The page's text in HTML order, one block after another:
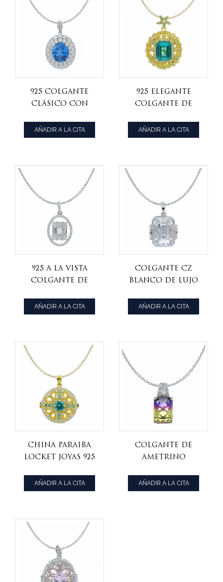
925 colgante
clásico con
cz
AÑADIR A LA CITA
925 elegante
colgante de
refinado
AÑADIR A LA CITA
925 a la vista
colgante de
de plata
AÑADIR A LA CITA
colgante cz
blanco de lujo
para damas
AÑADIR A LA CITA
China paraiba
locket joyas 925
plata para damas
AÑADIR A LA CITA
Colgante de
ametrino
plata 925 para
damas
AÑADIR A LA CITA